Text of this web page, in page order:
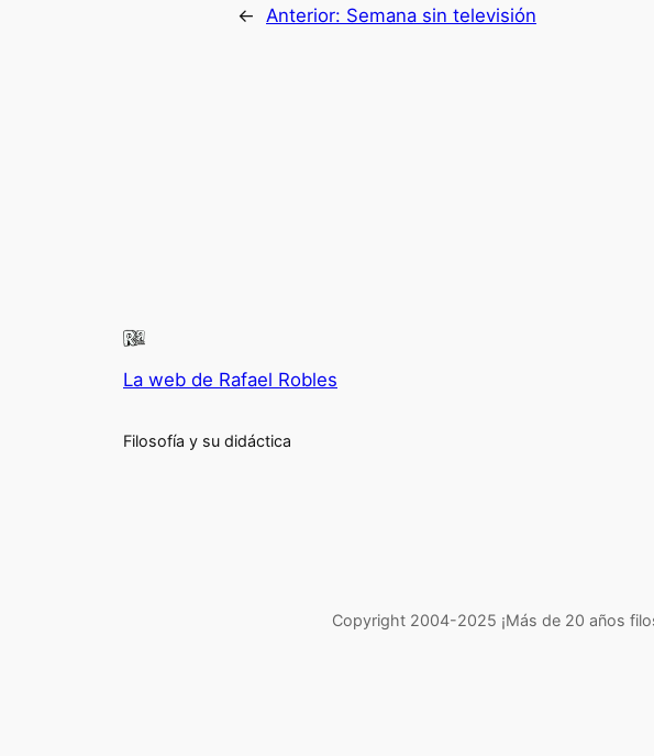
← Anterior: Semana sin televisión
La web de Rafael Robles
Filosofía y su didáctica
Copyright 2004-2025 ¡Más de 20 años